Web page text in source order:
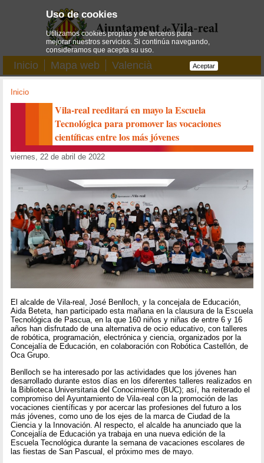
Inicio Mapa web Valencià
Inicio
Vila-real reeditará en mayo la Escuela
Tecnológica para promover las vocaciones
científicas entre los más jóvenes
viernes, 22 de abril de 2022
El alcalde de Vila-real, José Benlloch, y la concejala de Educación,
Aida Beteta, han participado esta mañana en la clausura de la Escuela
Tecnológica de Pascua, en la que 160 niños y niñas de entre 6 y 16
años han disfrutado de una alternativa de ocio educativo, con talleres
de robótica, programación, electrónica y ciencia, organizados por la
Concejalía de Educación, en colaboración con Robótica Castellón, de
Oca Grupo.
Benlloch se ha interesado por las actividades que los jóvenes han
desarrollado durante estos días en los diferentes talleres realizados en
la Biblioteca Universitaria del Conocimiento (BUC); así, ha reiterado el
compromiso del Ayuntamiento de Vila-real con la promoción de las
vocaciones científicas y por acercar las profesiones del futuro a los
más jóvenes, como uno de los ejes de la marca de Ciudad de la
Ciencia y la Innovación. Al respecto, el alcalde ha anunciado que la
Concejalía de Educación ya trabaja en una nueva edición de la
Escuela Tecnológica durante la semana de vacaciones escolares de
las fiestas de San Pascual, el próximo mes de mayo.
Uso de cookies
Utilizamos cookies propias y de terceros para
mejorar nuestros servicios. Si continúa navegando,
consideramos que acepta su uso.
Aceptar